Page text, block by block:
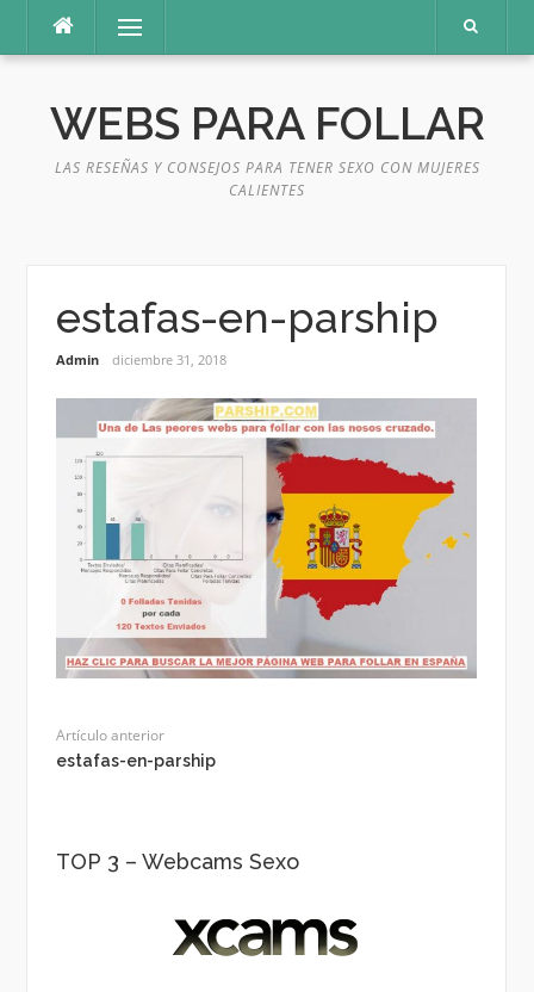
contenido
Menú
WEBS PARA FOLLAR
LAS RESEÑAS Y CONSEJOS PARA TENER SEXO CON MUJERES
CALIENTES
estafas-en-parship
Admin diciembre 31, 2018
Artículo anterior
estafas-en-parship
TOP 3 – Webcams Sexo